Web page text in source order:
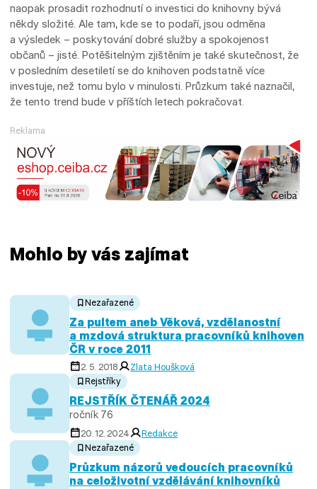
naopak prosadit rozhodnutí o investici do knihovny bývá
někdy složité. Ale tam, kde se to podaří, jsou odměna
a výsledek – poskytování dobré služby a spokojenost
občanů – jisté. Potěšitelným zjištěním je také skutečnost, že
v posledním desetiletí se do knihoven podstatně více
investuje, než tomu bylo v minulosti. Průzkum také naznačil,
že tento trend bude v příštích letech pokračovat.
Reklama
Mohlo by vás zajímat
Nezařazené
Za pultem aneb Věková, vzdělanostní
a mzdová struktura pracovníků knihoven
ČR v roce 2011
2. 5. 2018
Zlata Houšková
Rejstříky
REJSTŘÍK ČTENÁŘ 2024
ročník 76
20. 12. 2024
Redakce
Nezařazené
Průzkum názorů vedoucích pracovníků
na celoživotní vzdělávání knihovníků